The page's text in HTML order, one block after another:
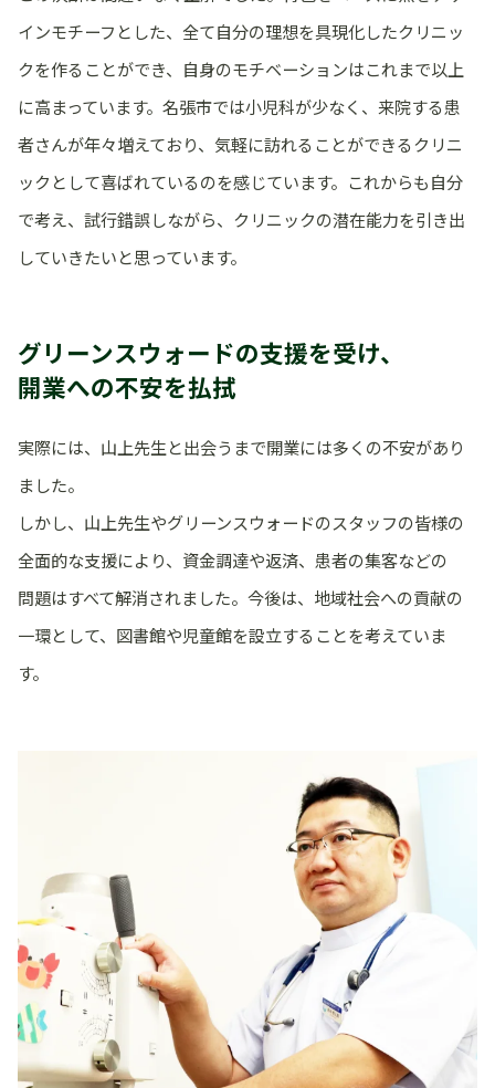
インモチーフとした、全て自分の理想を具現化したクリニッ
クを作ることができ、自身のモチベーションはこれまで以上
に高まっています。名張市では小児科が少なく、来院する患
者さんが年々増えており、気軽に訪れることができるクリニ
ックとして喜ばれているのを感じています。これからも自分
で考え、試行錯誤しながら、クリニックの潜在能力を引き出
していきたいと思っています。
グリーンスウォードの支援を受け、
開業への不安を払拭
実際には、山上先生と出会うまで開業には多くの不安があり
ました。
しかし、山上先生やグリーンスウォードのスタッフの皆様の
全面的な支援により、資金調達や返済、患者の集客などの
問題はすべて解消されました。今後は、地域社会への貢献の
一環として、図書館や児童館を設立することを考えていま
す。